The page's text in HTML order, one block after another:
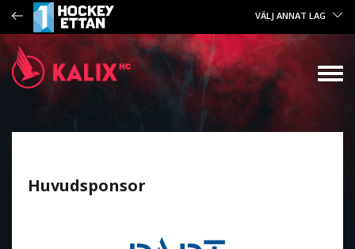
VÄLJ ANNAT LAG
Huvudsponsor